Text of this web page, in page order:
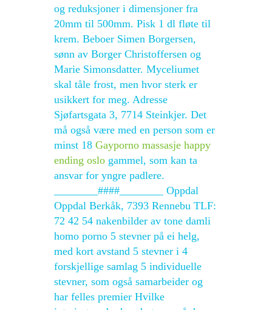
og reduksjoner i dimensjoner fra
20mm til 500mm. Pisk 1 dl fløte til
krem. Beboer Simen Borgersen,
sønn av Borger Christoffersen og
Marie Simonsdatter. Myceliumet
skal tåle frost, men hvor sterk er
usikkert for meg. Adresse
Sjøfartsgata 3, 7714 Steinkjer. Det
må også være med en person som er
minst 18 Gayporno massasje happy
ending oslo gammel, som kan ta
ansvar for yngre padlere.
________####________ Oppdal
Oppdal Berkåk, 7393 Rennebu TLF:
72 42 54 nakenbilder av tone damli
homo porno 5 stevner på ei helg,
med kort avstand 5 stevner i 4
forskjellige samlag 5 individuelle
stevner, som også samarbeider og
har felles premier Hvilke